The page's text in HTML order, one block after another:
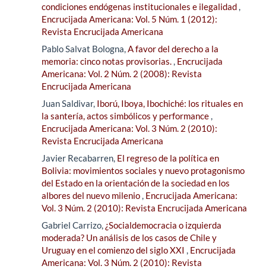
condiciones endógenas institucionales e ilegalidad,
Encrucijada Americana: Vol. 5 Núm. 1 (2012):
Revista Encrucijada Americana
Pablo Salvat Bologna,A favor del derecho a la
memoria: cinco notas provisorias., Encrucijada
Americana: Vol. 2 Núm. 2 (2008): Revista
Encrucijada Americana
Juan Saldivar, Iború, Iboya, Ibochiché: los rituales en
la santería, actos simbólicos y performance,
Encrucijada Americana: Vol. 3 Núm. 2 (2010):
Revista Encrucijada Americana
Javier Recabarren, El regreso de la política en
Bolivia: movimientos sociales y nuevo protagonismo
del Estado en la orientación de la sociedad en los
albores del nuevo milenio, Encrucijada Americana:
Vol. 3 Núm. 2 (2010): Revista Encrucijada Americana
Gabriel Carrizo, ¿Socialdemocracia o izquierda
moderada? Un análisis de los casos de Chile y
Uruguay en el comienzo del siglo XXI , Encrucijada
Americana: Vol. 3 Núm. 2 (2010): Revista